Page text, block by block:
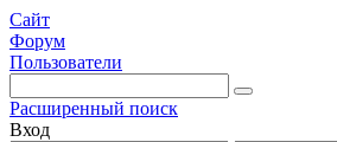
Сайт
Форум
Пользователи
Расширенный поиск
Вход